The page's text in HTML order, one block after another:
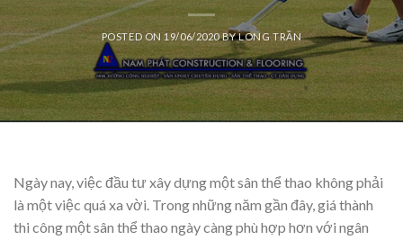
POSTED ON 19/06/2020BYLONG TRẦN
Ngày nay, việc đầu tư xây dựng một sân thể thao không phải
là một việc quá xa vời. Trong những năm gần đây, giá thành
thi công một sân thể thao ngày càng phù hợp hơn với ngân